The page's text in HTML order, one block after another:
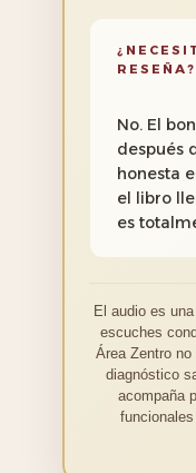
RESEÑA?
No. El
después
honesta
el libro
es
El audio es
escuches
Área Zentro
diagnóstico
acompaña